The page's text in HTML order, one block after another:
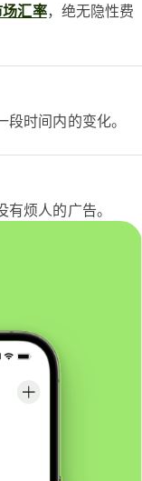
汇率，绝无隐性费
时间内的变化。
烦人的广告。